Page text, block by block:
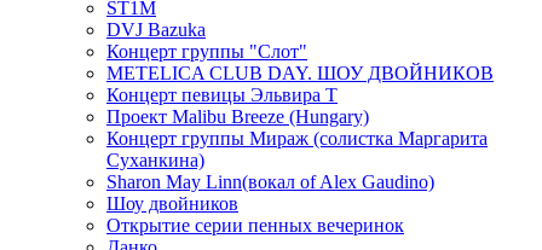
ST1M
DVJ Bazuka
Концерт группы "Слот"
METELICA CLUB DAY. ШОУ ДВОЙНИКОВ
Концерт певицы Эльвира Т
Проект Malibu Breeze (Hungary)
Концерт группы Мираж (солистка Маргарита
Суханкина)
Sharon May Linn(вокал of Alex Gaudino)
Шоу двойников
Открытие серии пенных вечеринок